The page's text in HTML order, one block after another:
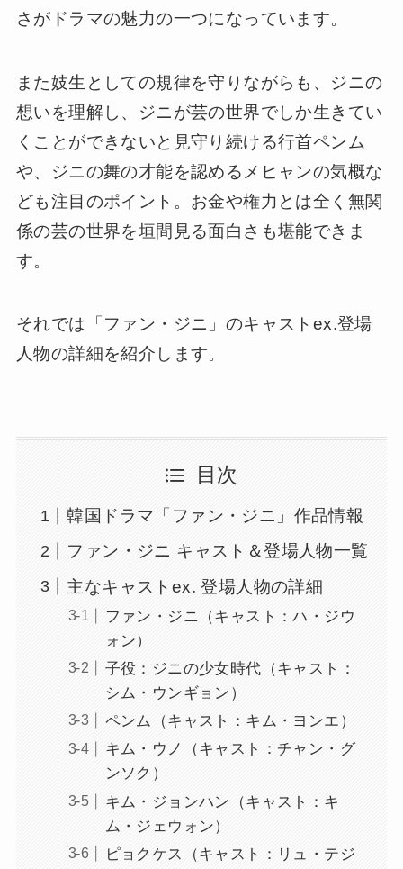
さがドラマの魅力の一つになっています。
また妓生としての規律を守りながらも、ジニの
想いを理解し、ジニが芸の世界でしか生きてい
くことができないと見守り続ける行首ペンム
や、ジニの舞の才能を認めるメヒャンの気概な
ども注目のポイント。お金や権力とは全く無関
係の芸の世界を垣間見る面白さも堪能できま
す。
それでは「ファン・ジニ」のキャストex.登場
人物の詳細を紹介します。
目次
韓国ドラマ「ファン・ジニ」作品情報
ファン・ジニ キャスト＆登場人物一覧
主なキャストex. 登場人物の詳細
ファン・ジニ（キャスト：ハ・ジウ
ォン）
子役：ジニの少女時代（キャスト：
シム・ウンギョン）
ペンム（キャスト：キム・ヨンエ）
キム・ウノ（キャスト：チャン・グ
ンソク）
キム・ジョンハン（キャスト：キ
ム・ジェウォン）
ピョクケス（キャスト：リュ・テジ